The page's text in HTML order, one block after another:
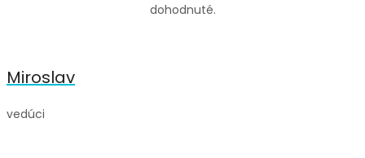
dohodnuté.
Miroslav
vedúci